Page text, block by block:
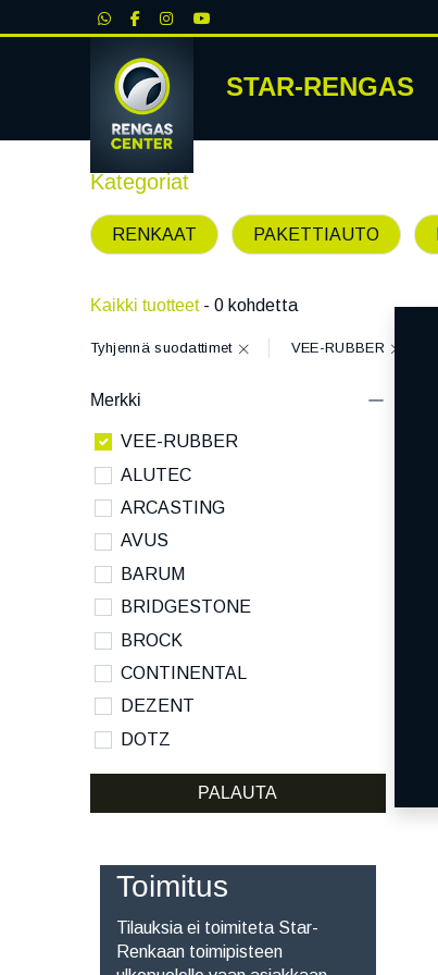
STAR-RENGAS
Kategoriat
RENKAAT PAKETTIAUTO
Kaikki tuotteet - 0 kohdetta
Tyhjennä suodattimet VEE-RUBBER
Merkki
VEE-RUBBER
ALUTEC
ARCASTING
AVUS
BARUM
BRIDGESTONE
BROCK
CONTINENTAL
DEZENT
DOTZ
DYNAMO
KUMHO ECSTA SPORT S
NANKANG
NOKIAN
PALAUTA
Toimitus
Tilauksia ei toimiteta Star-
Renkaan toimipisteen